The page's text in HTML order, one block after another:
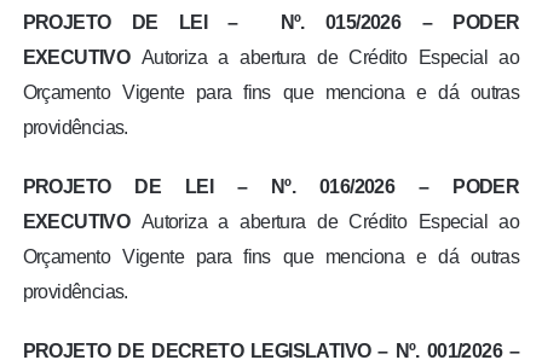
PROJETO DE LEI – Nº. 015/2026 – PODER
EXECUTIVO Autoriza a abertura de Crédito Especial ao
Orçamento Vigente para fins que menciona e dá outras
providências.
PROJETO DE LEI – Nº. 016/2026 – PODER
EXECUTIVO Autoriza a abertura de Crédito Especial ao
Orçamento Vigente para fins que menciona e dá outras
providências.
PROJETO DE DECRETO LEGISLATIVO – Nº. 001/2026 –